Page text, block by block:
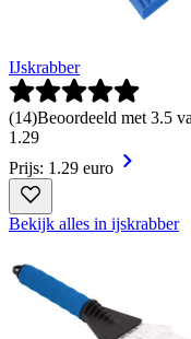
IJskrabber
(14)Beoordeeld met 3.5
1 .29
Prijs: 1.29 euro
Bekijk alles in ijskrabber